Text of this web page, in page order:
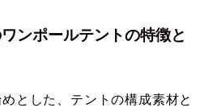
ンポールテントの特徴と
とした、テントの構成素材と